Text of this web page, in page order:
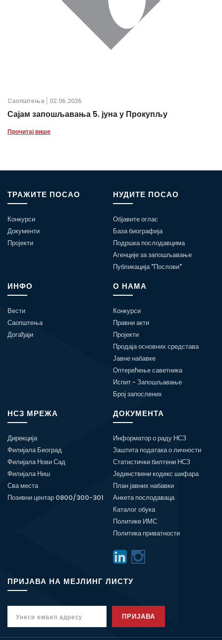
Саопштења 02.06.2026.
Сајам запошљавања 5. јуна у Прокупљу
Прочитај више
ТРАЖИТЕ ПОСАО
Конкурси
Документи
Пројекти
НУДИТЕ ПОСАО
Објавите оглас
База биографија
Подршка послодавцима
Агенције за запошљавање
Публикација "Послови"
ИНФО
Вести
Саопштења
Догађаји
О НАМА
Конкурси
Правни акти
Пројекти
Продаја основних средстава
Јавне набавке
Оптерећење саветника
Испит - Запошљавање
Број запослених
НСЗ МРЕЖА
Дирекција
Филијала Београд
Филијала Нови Сад
Филијала Ниш
Сва места
Позивни центар 0800/300-301
ДОКУМЕНТА
Информатор о раду НСЗ
Заштита података о личности
Статистички билтени НСЗ
Јединствени кодекс шифара
План јавних набавки
Анкета послодаваца
Каталог обука
Политике ИМС
Политика приватности
ПРИЈАВА НА МЕЈЛИНГ ЛИСТУ
ПРИЈАВА